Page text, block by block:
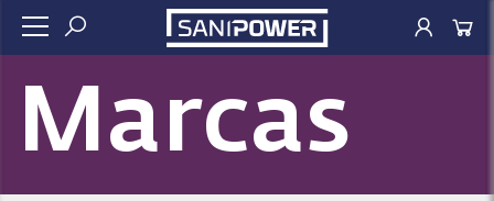
Marcas